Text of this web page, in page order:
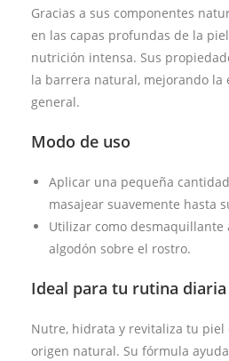
Gracias a sus componentes
en las capas profundas de la
nutrición intensa. Sus
la barrera natural, mejorando la
general.
Modo de uso
Aplicar una pequeña
masajear suavemente hasta
Utilizar como desmaquillante
algodón sobre el rostro.
Ideal para tu rutina diaria
Nutre, hidrata y revitaliza tu piel
origen natural. Su fórmula